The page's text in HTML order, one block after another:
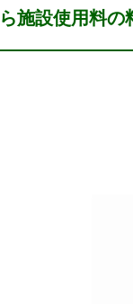
施設使用料の